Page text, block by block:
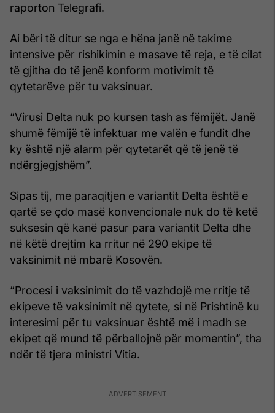
raporton Telegrafi.
Ai bëri të ditur se nga e hëna janë në takime
intensive për rishikimin e masave të reja, e të cilat
të gjitha do të jenë konform motivimit të
qytetarëve për tu vaksinuar.
“Virusi Delta nuk po kursen tash as fëmijët. Janë
shumë fëmijë të infektuar me valën e fundit dhe
ky është një alarm për qytetarët që të jenë të
ndërgjegjshëm”.
Sipas tij, me paraqitjen e variantit Delta është e
qartë se çdo masë konvencionale nuk do të ketë
suksesin që kanë pasur para variantit Delta dhe
në këtë drejtim ka rritur në 290 ekipe të
vaksinimit në mbarë Kosovën.
“Procesi i vaksinimit do të vazhdojë me rritje të
ekipeve të vaksinimit në qytete, si në Prishtinë ku
interesimi për tu vaksinuar është më i madh se
ekipet që mund të përballojnë për momentin”, tha
ndër të tjera ministri Vitia.